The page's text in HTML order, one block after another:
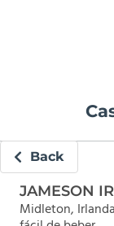
Back
JAMESON
Midleton,